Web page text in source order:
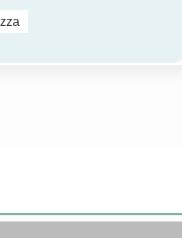
Rimuovi tutti i filtri